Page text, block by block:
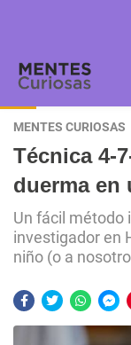
MENTES CURIOSAS
Técnica 4-
duerma en
Un fácil método
investigador en
niño (o a